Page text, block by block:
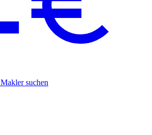
Makler suchen